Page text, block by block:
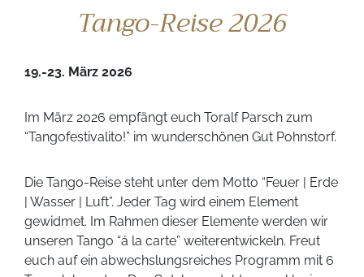
Tango-Reise 2026
19.-23. März 2026
Im März 2026 empfängt euch Toralf Parsch zum
“Tangofestivalito!” im wunderschönen Gut Pohnstorf.
Die Tango-Reise steht unter dem Motto “Feuer | Erde
| Wasser | Luft”. Jeder Tag wird einem Element
gewidmet. Im Rahmen dieser Elemente werden wir
unseren Tango “á la carte” weiterentwickeln. Freut
euch auf ein abwechslungsreiches Programm mit 6